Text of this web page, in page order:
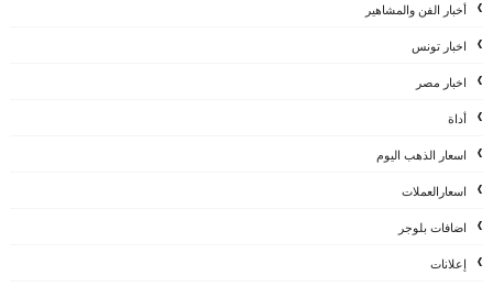
أخبار الفن والمشاهير
اخبار تونس
اخبار مصر
أداة
اسعار الذهب اليوم
اسعارالعملات
اضافات بلوجر
إعلانات